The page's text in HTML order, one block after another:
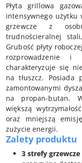
Płyta grillowa
intensywnego użytku
grzewcze z
trudnościeralnej
Grubość płyty
rozprowadzenie i
charakteryzuje się
na tłuszcz.
zamontowanymi
na propan-butan.
większą
oraz mniejszą
zużycie energii.
Zalety produktu
3 strefy